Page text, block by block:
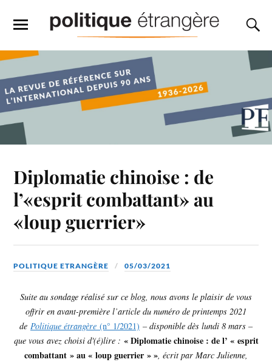
Diplomatie chinoise : de
l’«esprit combattant» au
«loup guerrier»
POLITIQUE ETRANGÈRE 05/03/2021
Suite au sondage réalisé sur ce blog, nous avons le plaisir de vous
offrir en avant-première l’article du numéro de printemps 2021
de Politique étrangère (n° 1/2021) – disponible dès lundi 8 mars –
que vous avez choisi d'(é)lire : « Diplomatie chinoise : de l’ « esprit
combattant » au « loup guerrier » », écrit par Marc Julienne,